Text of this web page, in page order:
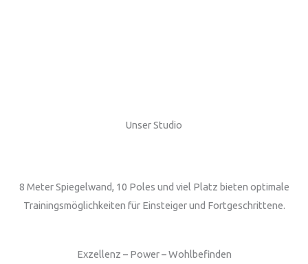
Unser Studio
8 Meter Spiegelwand, 10 Poles und viel Platz bieten optimale
Trainingsmöglichkeiten für Einsteiger und Fortgeschrittene.
Exzellenz – Power – Wohlbefinden